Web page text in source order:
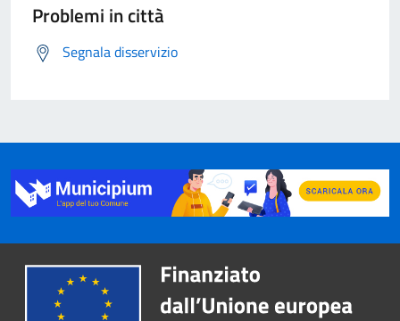
Problemi in città
Segnala disservizio